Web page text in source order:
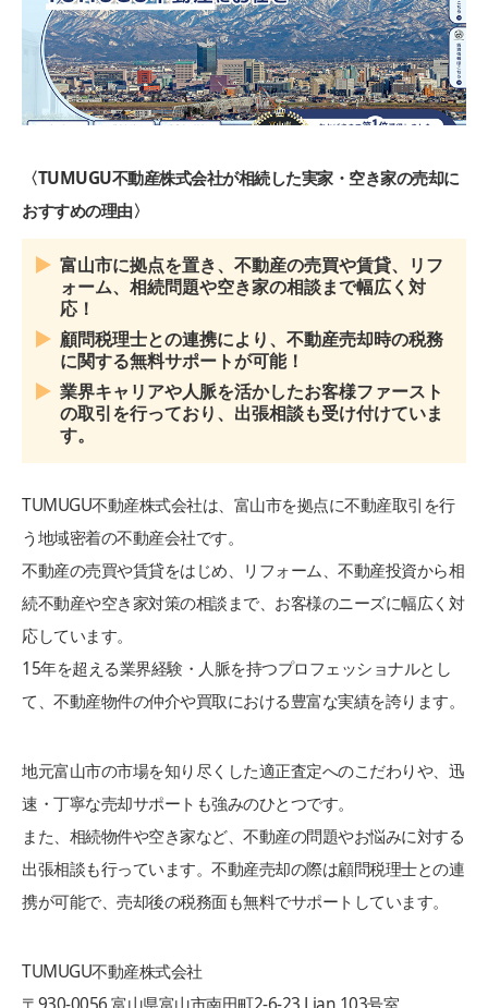
〈TUMUGU不動産株式会社が相続した実家・空き家の売却に
おすすめの理由〉
富山市に拠点を置き、不動産の売買や賃貸、リフ
ォーム、相続問題や空き家の相談まで幅広く対
応！
顧問税理士との連携により、不動産売却時の税務
に関する無料サポートが可能！
業界キャリアや人脈を活かしたお客様ファースト
の取引を行っており、出張相談も受け付けていま
す。
TUMUGU不動産株式会社は、富山市を拠点に不動産取引を行
う地域密着の不動産会社です。
不動産の売買や賃貸をはじめ、リフォーム、不動産投資から相
続不動産や空き家対策の相談まで、お客様のニーズに幅広く対
応しています。
15年を超える業界経験・人脈を持つプロフェッショナルとし
て、不動産物件の仲介や買取における豊富な実績を誇ります。
地元富山市の市場を知り尽くした適正査定へのこだわりや、迅
速・丁寧な売却サポートも強みのひとつです。
また、相続物件や空き家など、不動産の問題やお悩みに対する
出張相談も行っています。不動産売却の際は顧問税理士との連
携が可能で、売却後の税務面も無料でサポートしています。
TUMUGU不動産株式会社